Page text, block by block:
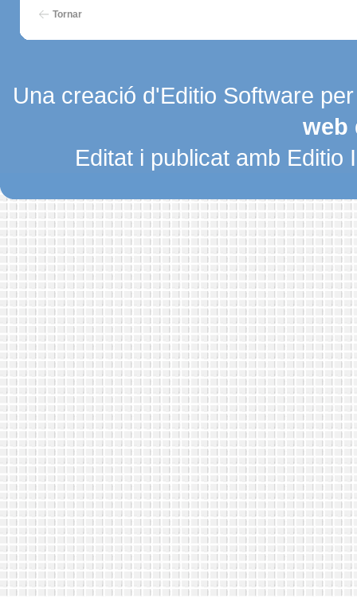
Tornar
Una creació d'Editio Software
web
Editat i publicat amb Editio